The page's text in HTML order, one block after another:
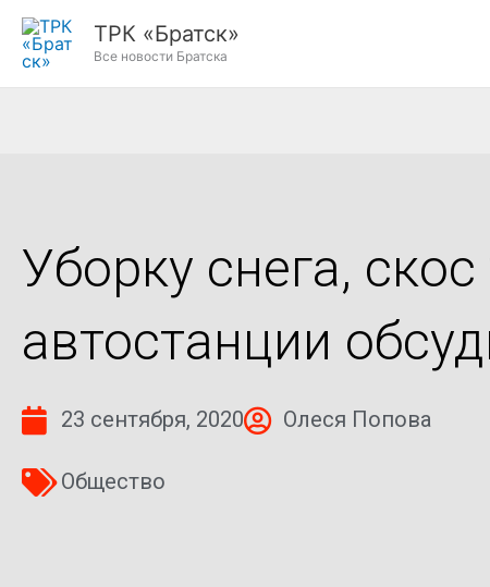
Перейти
ТРК «Братск»
Все новости Братска
Уборку снега,
автостанции
23 сентября, 2020 Олеся Попова
Общество